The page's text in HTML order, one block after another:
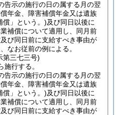
告示の施行の日の属する月の翌
年金、障害補償年金又は遺族
償」という。)及び同日以後に
補償について適用し、同月前
び同日前に支給すべき事由が
なお従前の例による。
第三七三号)
施行する。
告示の施行の日の属する月の翌
年金、障害補償年金又は遺族
償」という。)及び同日以後に
補償について適用し、同月前
び同日前に支給すべき事由が